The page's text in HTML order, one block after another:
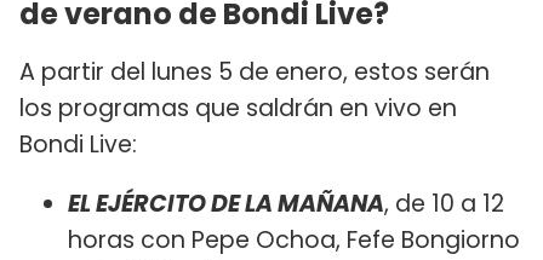
de verano de Bondi Live?
A partir del lunes 5 de enero, estos serán
los programas que saldrán en vivo en
Bondi Live:
EL EJÉRCITO DE LA MAÑANA, de 10 a 12
horas con Pepe Ochoa, Fefe Bongiorno